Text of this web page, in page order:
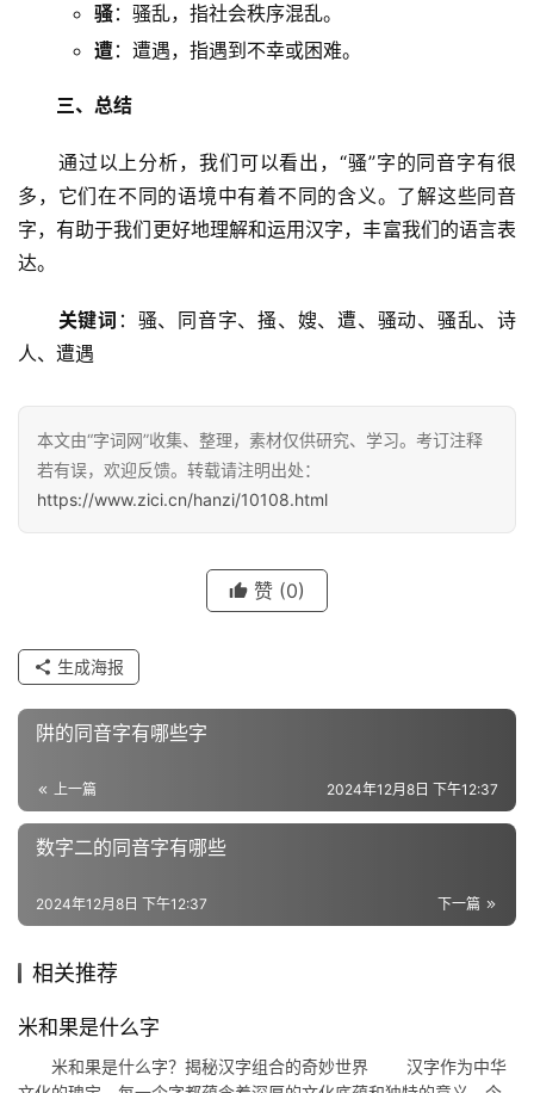
字
组
词
义
词
词
组
骚：骚乱，指社会秩序混乱。
遭：遭遇，指遇到不幸或困难。
三、总结
通过以上分析，我们可以看出，“骚”字的同音字有很
多，它们在不同的语境中有着不同的含义。了解这些同音
字，有助于我们更好地理解和运用汉字，丰富我们的语言表
达。
关键词 ：骚、同音字、搔、嫂、遭、骚动、骚乱、诗
人、遭遇
本文由“字词网”收集、整理，素材仅供研究、学习。考订注释
若有误，欢迎反馈。转载请注明出处：
https://www.zici.cn/hanzi/10108.html
赞 (0)
生成海报
阱的同音字有哪些字
上一篇 2024年12月8日 下午12:37
数字二的同音字有哪些
下一篇
2024年12月8日 下午12:37
相关推荐
米和果是什么字
米和果是什么字？揭秘汉字组合的奇妙世界 汉字作为中华